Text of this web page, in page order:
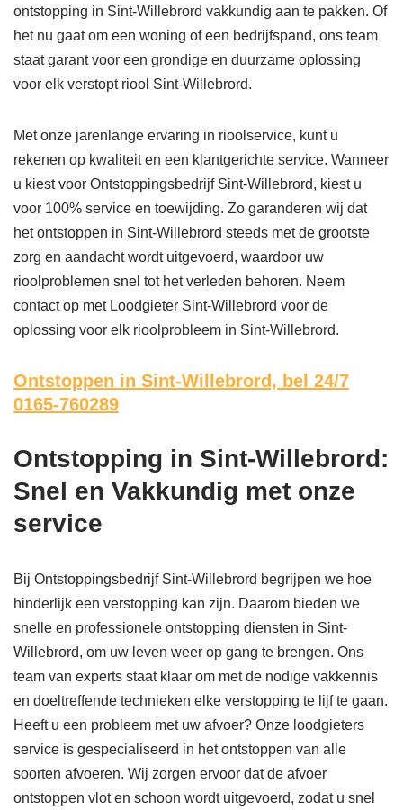
ontstopping in Sint-Willebrord vakkundig aan te pakken. Of
het nu gaat om een woning of een bedrijfspand, ons team
staat garant voor een grondige en duurzame oplossing
voor elk verstopt riool Sint-Willebrord.
Met onze jarenlange ervaring in rioolservice, kunt u
rekenen op kwaliteit en een klantgerichte service. Wanneer
u kiest voor Ontstoppingsbedrijf Sint-Willebrord, kiest u
voor 100% service en toewijding. Zo garanderen wij dat
het ontstoppen in Sint-Willebrord steeds met de grootste
zorg en aandacht wordt uitgevoerd, waardoor uw
rioolproblemen snel tot het verleden behoren. Neem
contact op met Loodgieter Sint-Willebrord voor de
oplossing voor elk rioolprobleem in Sint-Willebrord.
Ontstoppen in Sint-Willebrord, bel 24/7
0165-760289
Ontstopping in Sint-Willebrord:
Snel en Vakkundig met onze
service
Bij Ontstoppingsbedrijf Sint-Willebrord begrijpen we hoe
hinderlijk een verstopping kan zijn. Daarom bieden we
snelle en professionele ontstopping diensten in Sint-
Willebrord, om uw leven weer op gang te brengen. Ons
team van experts staat klaar om met de nodige vakkennis
en doeltreffende technieken elke verstopping te lijf te gaan.
Heeft u een probleem met uw afvoer? Onze loodgieters
service is gespecialiseerd in het ontstoppen van alle
soorten afvoeren. Wij zorgen ervoor dat de afvoer
ontstoppen vlot en schoon wordt uitgevoerd, zodat u snel